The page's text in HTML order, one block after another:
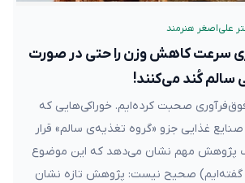
علی‌اصغر هنرمند
سرعت کاهش وزن را حتی در صورت
سالم کُند می‌کنند!
صحبت کرده‌ایم. خوراکی‌هایی که
صنایع غذایی جزو «گروه تغذیه‌ی‌ سالم» قرار
یک پژوهش مهم نشان می‌دهد که این موضوع
گفته‌ایم) صحیح نیست: پژوهش تازه نشان